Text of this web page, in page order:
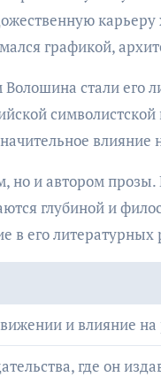
графикой,
стали его
но и автором
глубиной и
в его литературных
и влияние
где он